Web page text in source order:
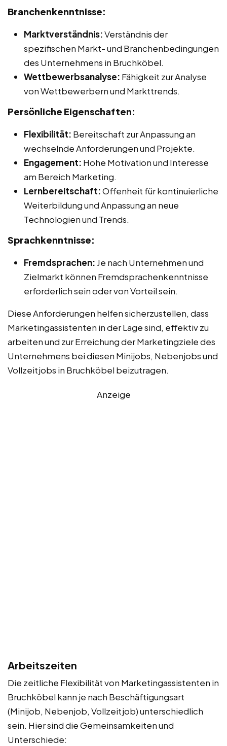
Branchenkenntnisse:
Marktverständnis:Verständnis der
spezifischen Markt- und Branchenbedingungen
des Unternehmens in Bruchköbel.
Wettbewerbsanalyse: Fähigkeit zur Analyse
von Wettbewerbern und Markttrends.
Persönliche Eigenschaften:
Flexibilität: Bereitschaft zur Anpassung an
wechselnde Anforderungen und Projekte.
Engagement: Hohe Motivation und Interesse
am Bereich Marketing.
Lernbereitschaft:Offenheit für kontinuierliche
Weiterbildung und Anpassung an neue
Technologien und Trends.
Sprachkenntnisse:
Fremdsprachen: Je nach Unternehmen und
Zielmarkt können Fremdsprachenkenntnisse
erforderlich sein oder von Vorteil sein.
Diese Anforderungen helfen sicherzustellen, dass
Marketingassistenten in der Lage sind, effektiv zu
arbeiten und zur Erreichung der Marketingziele des
Unternehmens bei diesen Minijobs, Nebenjobs und
Vollzeitjobs in Bruchköbel beizutragen.
Anzeige
Arbeitszeiten
Die zeitliche Flexibilität von Marketingassistenten in
Bruchköbel kann je nach Beschäftigungsart
(Minijob, Nebenjob, Vollzeitjob) unterschiedlich
sein. Hier sind die Gemeinsamkeiten und
Unterschiede: